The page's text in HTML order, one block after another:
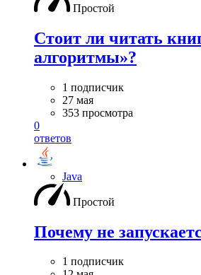
Простой
Стоит ли читать
алгоритмы»?
1 подписчик
27 мая
353 просмотра
0
ответов
Java
Простой
Почему не
1 подписчик